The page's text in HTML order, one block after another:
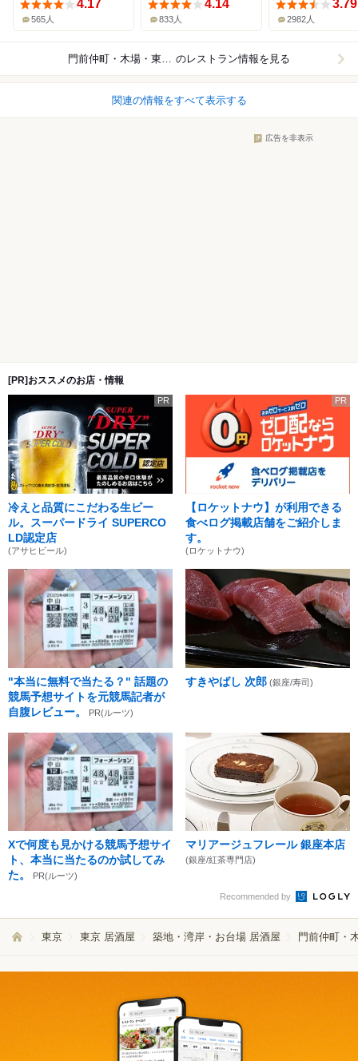
4.17
565人
4.14
833人
3.79
2982人
門前仲町・木場・東陽町 のレストラン情報を見る
関連の情報をすべて表示する
広告を非表示
[PR]おススメのお店・情報
PR
冷えと品質にこだわる生ビー
ル。スーパードライ SUPERCO
LD認定店
(アサヒビール)
PR
【ロケットナウ】が利用できる
食べログ掲載店舗をご紹介しま
す。
(ロケットナウ)
"本当に無料で当たる？" 話題の
競馬予想サイトを元競馬記者が
自腹レビュー。
PR(ルーツ)
すきやばし 次郎 (銀座/寿司)
Xで何度も見かける競馬予想サイ
ト、本当に当たるのか試してみ
た。
PR(ルーツ)
マリアージュフレール 銀座本店
(銀座/紅茶専門店)
Recommended by
東京 東京 居酒屋 築地・湾岸・お台場 居酒屋 門前仲町・